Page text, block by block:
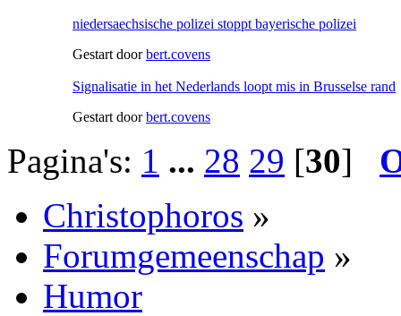
niedersaechsische polizei stoppt bayerische polizei
Gestart doorbert.covens
Signalisatie in het Nederlands loopt mis in Brusselse rand
Gestart doorbert.covens
Pagina's: 1 ... 28 29 [30]
Christophoros »
Forumgemeenschap »
Humor